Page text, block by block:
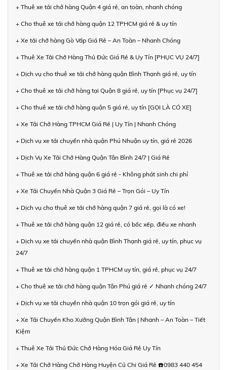
+ Thuê xe tải chở hàng Quận 4 giá rẻ, an toàn, nhanh chóng
+ Cho thuê xe tải chở hàng quận 12 TPHCM giá rẻ & uy tín
+ Xe tải chở hàng Gò Vấp Giá Rẻ – An Toàn – Nhanh Chóng
+ Thuê Xe Tải Chở Hàng Thủ Đức Giá Rẻ & Uy Tín [PHỤC VỤ 24/7]
+ Dịch vụ cho thuê xe tải chở hàng quận Bình Thạnh giá rẻ, uy tín
+ Cho thuê xe tải chở hàng tại Quận 8 giá rẻ, uy tín [Phục vụ 24/7]
+ Cho thuê xe tải chở hàng quận 5 giá rẻ, uy tín [GỌI LÀ CÓ XE]
+ Xe Tải Chở Hàng TPHCM Giá Rẻ | Uy Tín | Nhanh Chóng
+ Dịch vụ xe tải chuyển nhà quận Phú Nhuận uy tín, giá rẻ 2026
+ Dịch Vụ Xe Tải Chở Hàng Quận Tân Bình 24/7 | Giá Rẻ
+ Thuê xe tải chở hàng quận 6 giá rẻ - Không phát sinh chi phí
+ Xe Tải Chuyển Nhà Quận 3 Giá Rẻ – Trọn Gói – Uy Tín
+ Dịch vụ cho thuê xe tải chở hàng quận 7 giá rẻ, gọi là có xe!
+ Thuê xe tải chở hàng quận 12 giá rẻ, có bốc xếp, điều xe nhanh
+ Dịch vụ xe tải chuyển nhà quận Bình Thạnh giá rẻ, uy tín, phục vụ
24/7
+ Thuê xe tải chở hàng quận 1 TPHCM uy tín, giá rẻ, phục vụ 24/7
+ Cho thuê xe tải chở hàng quận Tân Phú giá rẻ ✓ Nhanh chóng 24/7
+ Dịch vụ xe tải chuyển nhà quận 10 trọn gói giá rẻ, uy tín
+ Xe Tải Chuyển Kho Xưởng Quận Bình Tân | Nhanh – An Toàn – Tiết
Kiệm
+ Thuê Xe Tải Thủ Đức Chở Hàng Hóa Giá Rẻ Uy Tín
+ Xe Tải Chở Hàng Chở Hàng Huyện Củ Chi Giá Rẻ ☎️0983 440 454